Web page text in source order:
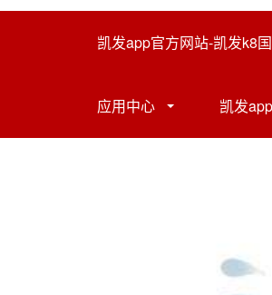
凯发app官方网站-凯发k8
应用中心 凯发